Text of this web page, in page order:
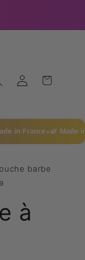
ConnexionPanier
🌿 Made in Provence•
euros. Moins
barbe
à